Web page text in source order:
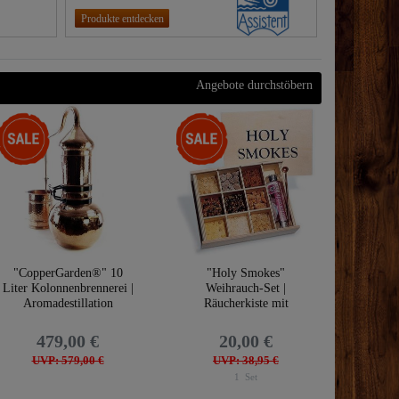
Produkte entdecken
Angebote durchstöbern
-17%
"CopperGarden®" 10
Liter Kolonnenbrennerei |
Aromadestillation
UVP: 579,00 €
479,00 €
-49%
"Holy Smokes"
Weihrauch-Set |
Räucherkiste mit
UVP: 38,95 €
20,00 €
1 Set